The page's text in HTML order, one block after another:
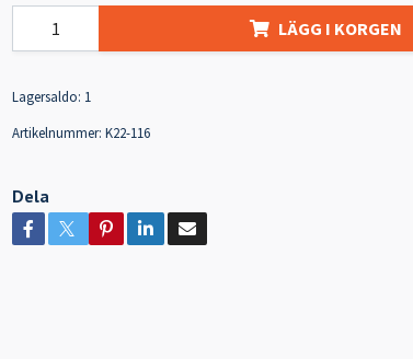
LÄGG I KORGEN
Lagersaldo: 1
Artikelnummer: K22-116
Dela